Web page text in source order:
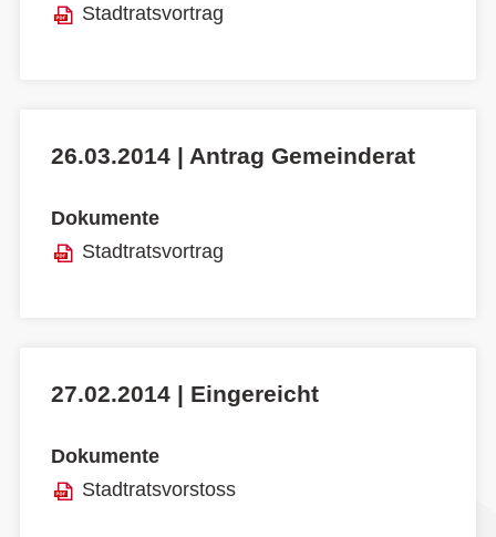
Stadtratsvortrag
26.03.2014 | Antrag Gemeinderat
Dokumente
Stadtratsvortrag
27.02.2014 | Eingereicht
Dokumente
Stadtratsvorstoss